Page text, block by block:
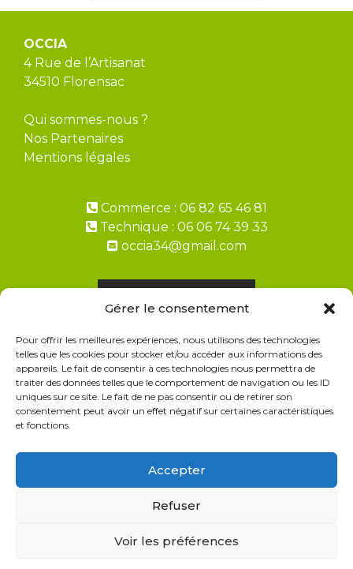
Gérer le consentement
Pour offrir les meilleures expériences, nous utilisons des technologies
telles que les cookies pour stocker et/ou accéder aux informations des
appareils. Le fait de consentir à ces technologies nous permettra de
traiter des données telles que le comportement de navigation ou les ID
uniques sur ce site. Le fait de ne pas consentir ou de retirer son
consentement peut avoir un effet négatif sur certaines caractéristiques
et fonctions.
Accepter
Refuser
Voir les préférences
OCCIA
4 Rue de l’Artisanat
34510 Florensac
Qui sommes-nous ?
Nos Partenaires
Mentions légales
Commerce : 06 82 65 46 81
Technique : 06 06 74 39 33
occia34@gmail.com
Paiement en 2, 3, 4 fois avec ALMA
FAQ Livraisons & Retours
CGV
Politique de cookies
Politique de confidentialité